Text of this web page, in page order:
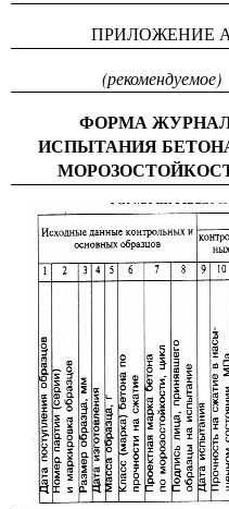
ПРИЛОЖЕНИЕ
(рекомендуемое)
ФОРМА
ИСПЫТАНИЯ